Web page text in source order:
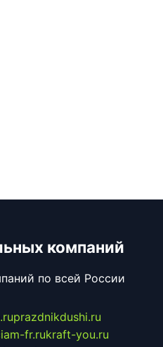
компаний
по всей России
prazdnikdushi.ru
fr.rukraft-you.ru